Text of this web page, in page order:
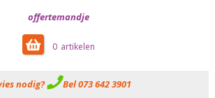
offertemandje
0
nodig? Bel 073 642 3901